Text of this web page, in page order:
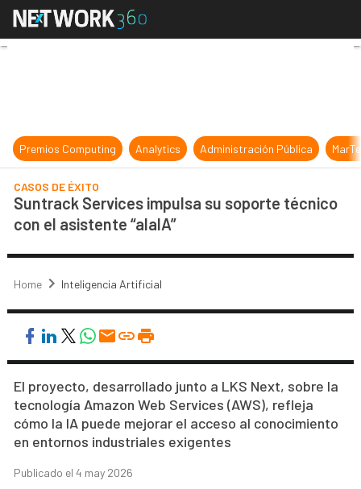
Suntrack Services impulsa su
Premios Computing Analytics Administración Pública
CASOS DE ÉXITO
Suntrack Services impulsa su soporte técnico
con el asistente “alaIA”
Home Inteligencia Artificial
El proyecto, desarrollado junto a LKS Next, sobre la
tecnología Amazon Web Services (AWS), refleja
cómo la IA puede mejorar el acceso al conocimiento
en entornos industriales exigentes
Publicado el 4 may 2026